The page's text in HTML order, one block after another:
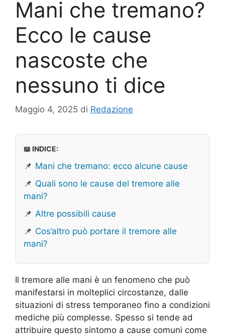
Mani che tremano?
Ecco le cause
nascoste che
nessuno ti dice
Maggio 4, 2025 di Redazione
📖 INDICE:
📌 Mani che tremano: ecco alcune cause
📌 Quali sono le cause del tremore alle
mani?
📌 Altre possibili cause
📌 Cos’altro può portare il tremore alle
mani?
Il tremore alle mani è un fenomeno che può
manifestarsi in molteplici circostanze, dalle
situazioni di stress temporaneo fino a condizioni
mediche più complesse. Spesso si tende ad
attribuire questo sintomo a cause comuni come